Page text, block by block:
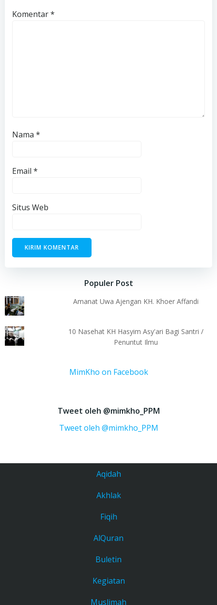
Komentar*
Nama *
Email *
Situs Web
Populer Post
Amanat Uwa Ajengan KH. Khoer Affandi
10 Nasehat KH Hasyim Asy'ari Bagi Santri /
Penuntut Ilmu
MimKho on Facebook
Tweet oleh @mimkho_PPM
Tweet oleh @mimkho_PPM
Aqidah
Akhlak
Fiqih
AlQuran
Buletin
Kegiatan
Muslimah